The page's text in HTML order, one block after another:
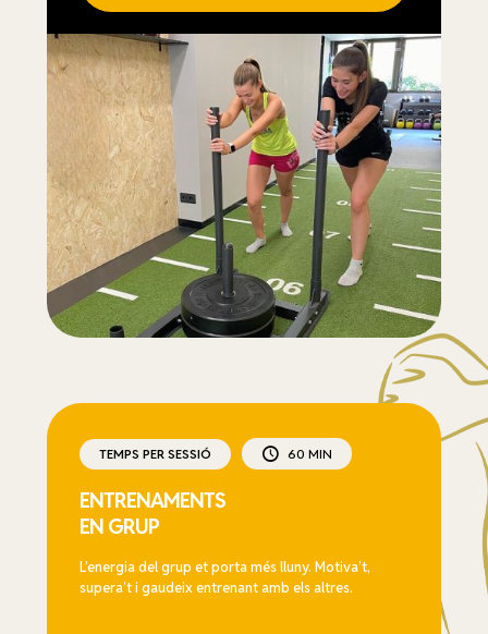
TEMPS PER SESSIÓ 60 MIN
ENTRENAMENTS
EN GRUP
L’energia del grup et porta més lluny. Motiva’t,
supera’t i gaudeix entrenant amb els altres.